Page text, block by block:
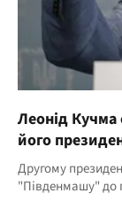
Леонід Кучма
його
Другому
"Південмашу" до